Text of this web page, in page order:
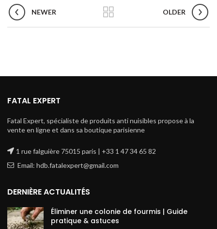
NEWER OLDER
FATAL EXPERT
Fatal Expert, spécialiste de produits anti nuisibles propose à la
vente en ligne et dans sa boutique parisienne
1 rue falguière 75015 paris | +33 1 47 34 65 82
Email: hdb.fatalexpert@gmail.com
DERNIÈRE ACTUALITÉS
Éliminer une colonie de fourmis | Guide
pratique & astuces